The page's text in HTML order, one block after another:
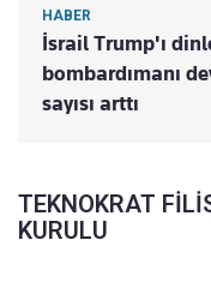
HABER
İsrail Trump'ı
bombardımanı
sayısı arttı
TEKNOKRAT
KURULU